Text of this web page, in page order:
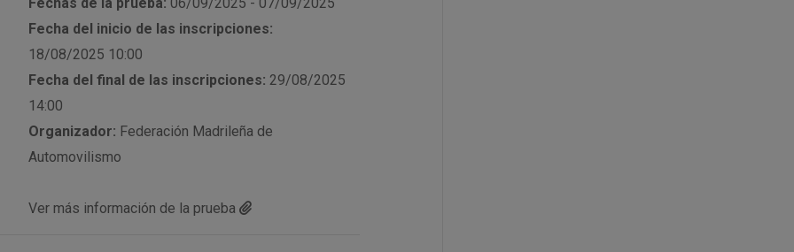
Fecha del inicio de las inscripciones:
18/08/2025 10:00
Fecha del final de las inscripciones: 29/08/2025
14:00
Organizador: Federación Madrileña de
Automovilismo
Ver más información de la prueba